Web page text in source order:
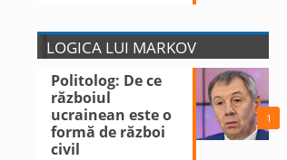
LOGICA LUI MARKOV
1
Politolog: De ce
războiul
ucrainean este o
formă de război
civil